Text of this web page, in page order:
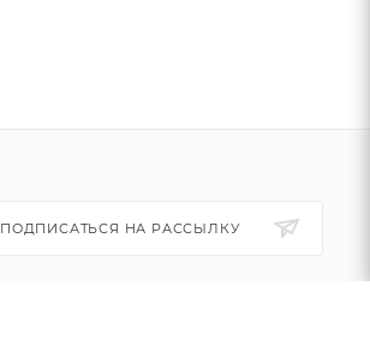
ПОДПИСАТЬСЯ НА РАССЫЛКУ